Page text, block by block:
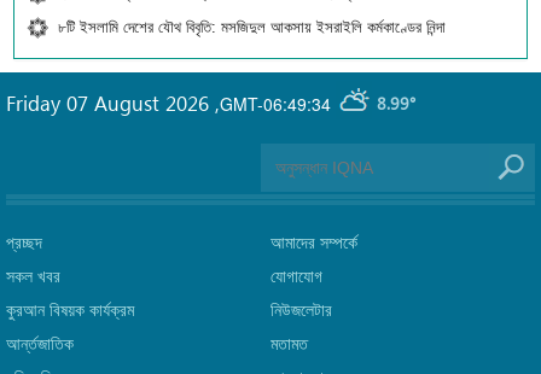
৮টি ইসলামি দেশের যৌথ বিবৃতি: মসজিদুল আকসায় ইসরাইলি কর্মকাণ্ডের নিন্দা
GMT-06:49:34 8.99°
Friday 07 August 2026 ,
প্রচ্ছদ
সকল খবর
কুরআন বিষয়ক কার্যক্রম
আর্ন্তজাতিক
আমাদের সম্পর্কে
যোগাযোগ
নিউজলেটার
মতামত